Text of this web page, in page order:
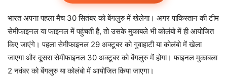
भारत अपना पहला मैच 30 सितंबर को बेंगलुरु में खेलेगा। अगर पाकिस्तान की टीम
सेमीफाइनल या फाइनल में पहुंचती है, तो उसके मुकाबले भी कोलंबो में ही आयोजित
किए जाएंगे। पहला सेमीफाइनल 29 अक्टूबर को गुवाहाटी या कोलंबो में खेला
जाएगा और दूसरा सेमीफाइनल 30 अक्टूबर को बेंगलुरु में होगा। फाइनल मुकाबला
2 नवंबर को बेंगलुरु या कोलंबो में आयोजित किया जाएगा।